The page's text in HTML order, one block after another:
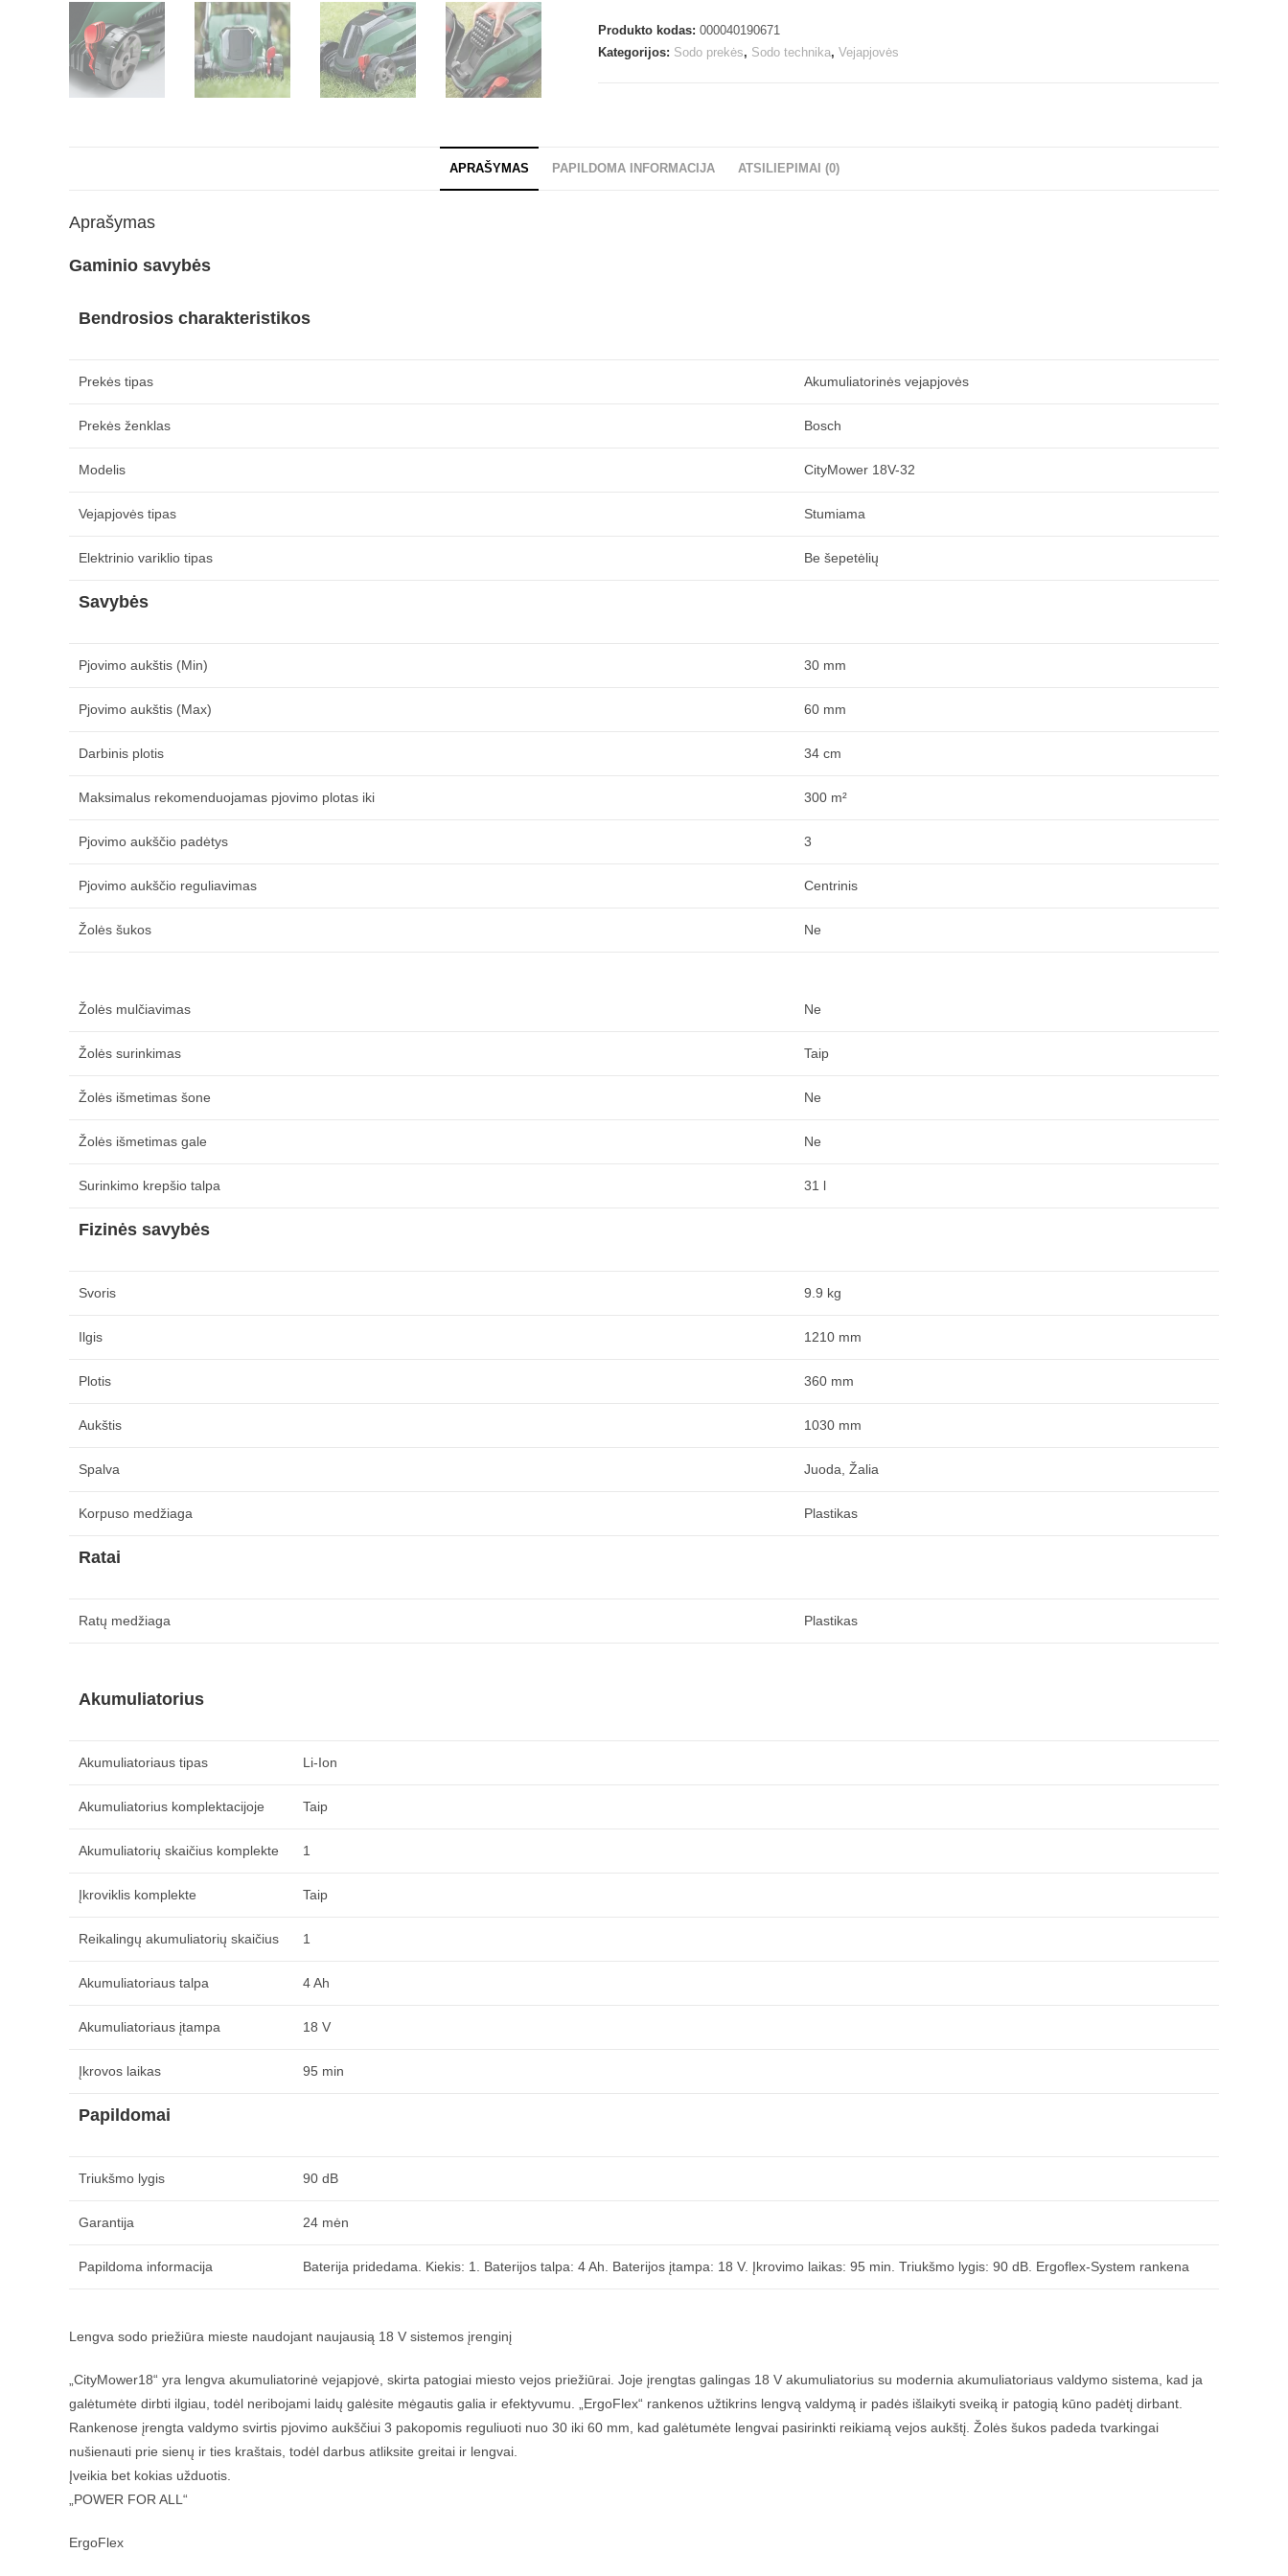
Produkto kodas: 000040190671
Kategorijos: Sodo prekės, Sodo technika, Vejapjovės
APRAŠYMAS PAPILDOMA INFORMACIJA ATSILIEPIMAI (0)
Aprašymas
Gaminio savybės
Bendrosios charakteristikos
Prekės tipas Akumuliatorinės vejapjovės
Prekės ženklas Bosch
Modelis CityMower 18V-32
Vejapjovės tipas Stumiama
Elektrinio variklio tipas Be šepetėlių
Savybės
Pjovimo aukštis (Min) 30 mm
Pjovimo aukštis (Max) 60 mm
Darbinis plotis 34 cm
Maksimalus rekomenduojamas pjovimo plotas iki 300 m²
Pjovimo aukščio padėtys 3
Pjovimo aukščio reguliavimas Centrinis
Žolės šukos Ne
Žolės mulčiavimas Ne
Žolės surinkimas Taip
Žolės išmetimas šone Ne
Žolės išmetimas gale Ne
Surinkimo krepšio talpa 31 l
Fizinės savybės
Svoris 9.9 kg
Ilgis 1210 mm
Plotis 360 mm
Aukštis 1030 mm
Spalva Juoda, Žalia
Korpuso medžiaga Plastikas
Ratai
Ratų medžiaga Plastikas
Akumuliatorius
Akumuliatoriaus tipas Li-Ion
Akumuliatorius komplektacijoje Taip
Akumuliatorių skaičius komplekte 1
Įkroviklis komplekte Taip
Reikalingų akumuliatorių skaičius 1
Akumuliatoriaus talpa 4 Ah
Akumuliatoriaus įtampa 18 V
Įkrovos laikas 95 min
Papildomai
Triukšmo lygis 90 dB
Garantija 24 mėn
Papildoma informacija Baterija pridedama. Kiekis: 1. Baterijos talpa: 4 Ah. Baterijos įtampa: 18 V. Įkrovimo laikas: 95 min. Triukšmo lygis: 90 dB. Ergoflex-System rankena
Lengva sodo priežiūra mieste naudojant naujausią 18 V sistemos įrenginį
„CityMower18“ yra lengva akumuliatorinė vejapjovė, skirta patogiai miesto vejos priežiūrai. Joje įrengtas galingas 18 V akumuliatorius su modernia akumuliatoriaus valdymo sistema, kad ja
galėtumėte dirbti ilgiau, todėl neribojami laidų galėsite mėgautis galia ir efektyvumu. „ErgoFlex“ rankenos užtikrins lengvą valdymą ir padės išlaikyti sveiką ir patogią kūno padėtį dirbant.
Rankenose įrengta valdymo svirtis pjovimo aukščiui 3 pakopomis reguliuoti nuo 30 iki 60 mm, kad galėtumėte lengvai pasirinkti reikiamą vejos aukštį. Žolės šukos padeda tvarkingai
nušienauti prie sienų ir ties kraštais, todėl darbus atliksite greitai ir lengvai.
Įveikia bet kokias užduotis.
„POWER FOR ALL“
ErgoFlex